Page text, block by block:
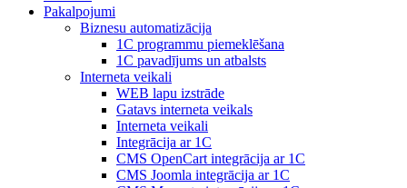
Pakalpojumi
Biznesu automatizācija
1С programmu piemeklēšana
1С pavadījums un atbalsts
Interneta veikali
WEB lapu izstrāde
Gatavs interneta veikals
Interneta veikali
Integrācija ar 1C
CMS OpenCart integrācija ar 1C
CMS Joomla integrācija ar 1C